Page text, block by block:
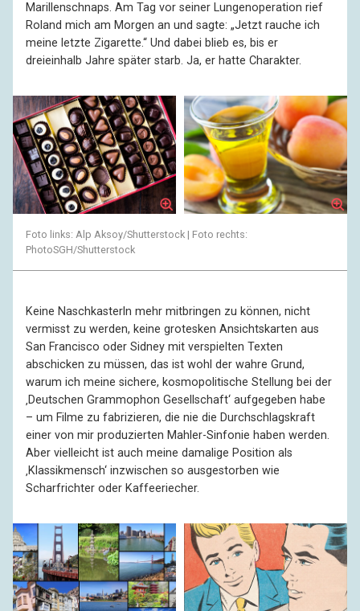
Marillenschnaps. Am Tag vor seiner Lungenoperation rief
Roland mich am Morgen an und sagte: „Jetzt rauche ich
meine letzte Zigarette.“ Und dabei blieb es, bis er
dreieinhalb Jahre später starb. Ja, er hatte Charakter.
Foto links: Alp Aksoy/Shutterstock | Foto rechts:
PhotoSGH/Shutterstock
Keine Naschkasterln mehr mitbringen zu können, nicht
vermisst zu werden, keine grotesken Ansichtskarten aus
San Francisco oder Sidney mit verspielten Texten
abschicken zu müssen, das ist wohl der wahre Grund,
warum ich meine sichere, kosmopolitische Stellung bei der
‚Deutschen Grammophon Gesellschaft‘ aufgegeben habe
– um Filme zu fabrizieren, die nie die Durchschlagskraft
einer von mir produzierten Mahler-Sinfonie haben werden.
Aber vielleicht ist auch meine damalige Position als
‚Klassikmensch‘ inzwischen so ausgestorben wie
Scharfrichter oder Kaffeeriecher.